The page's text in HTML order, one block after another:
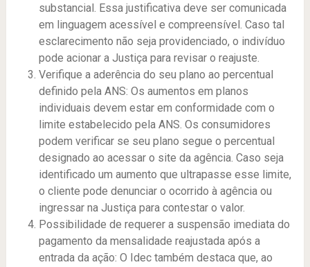
substancial. Essa justificativa deve ser comunicada
em linguagem acessível e compreensível. Caso tal
esclarecimento não seja providenciado, o indivíduo
pode acionar a Justiça para revisar o reajuste.
Verifique a aderência do seu plano ao percentual
definido pela ANS: Os aumentos em planos
individuais devem estar em conformidade com o
limite estabelecido pela ANS. Os consumidores
podem verificar se seu plano segue o percentual
designado ao acessar o site da agência. Caso seja
identificado um aumento que ultrapasse esse limite,
o cliente pode denunciar o ocorrido à agência ou
ingressar na Justiça para contestar o valor.
Possibilidade de requerer a suspensão imediata do
pagamento da mensalidade reajustada após a
entrada da ação: O Idec também destaca que, ao